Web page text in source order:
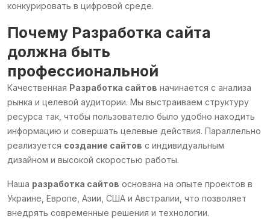
конкурировать в цифровой среде.
Почему Разработка сайта
должна быть
профессиональной
Качественная Разработка сайтов начинается с анализа
рынка и целевой аудитории. Мы выстраиваем структуру
ресурса так, чтобы пользователю было удобно находить
информацию и совершать целевые действия. Параллельно
реализуется создание сайтов с индивидуальным
дизайном и высокой скоростью работы.
Наша разработка сайтов основана на опыте проектов в
Украине, Европе, Азии, США и Австралии, что позволяет
внедрять современные решения и технологии.